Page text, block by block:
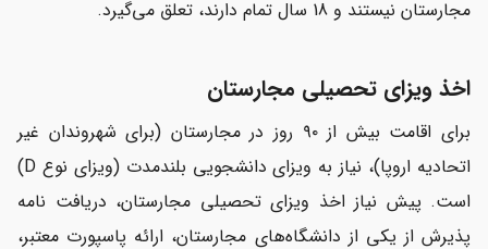
مجارستان نیستند و 18 سال تمام دارند، تعلق می‌گیرد.
اخذ ویزای تحصیلی مجارستان
برای اقامت بیش از ۹۰ روز در مجارستان (برای شهروندان غیر
اتحادیه اروپا)، نیاز به ویزای دانشجویی بلندمدت (ویزای نوع D)
است. پیش نیاز اخذ ویزای تحصیلی مجارستان، دریافت نامه
پذیرش از یکی از دانشگاه‌های مجارستان، ارائه پاسپورت معتبر،